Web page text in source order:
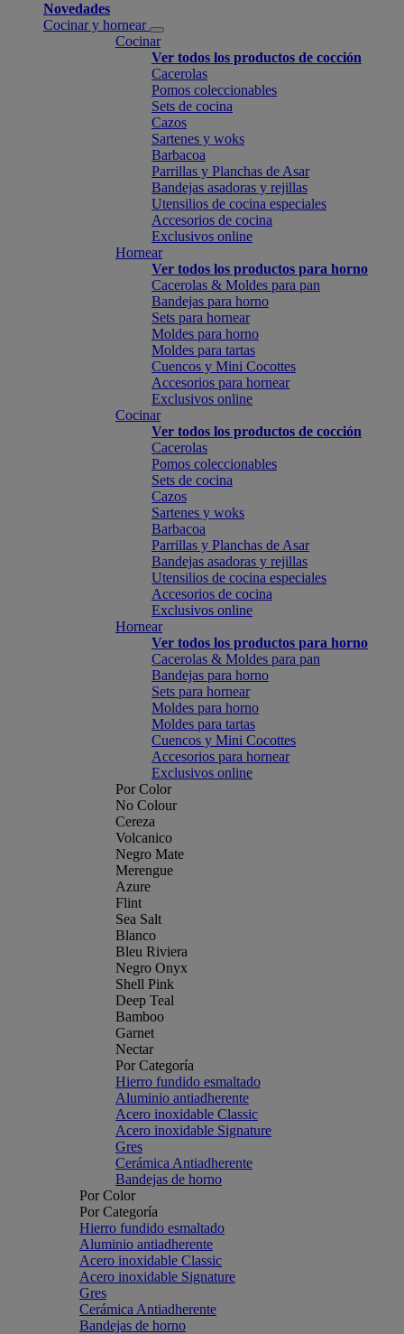
Novedades
Cocinar y hornear
Cocinar
Ver todos los productos de cocción
Cacerolas
Pomos coleccionables
Sets de cocina
Cazos
Sartenes y woks
Barbacoa
Parrillas y Planchas de Asar
Bandejas asadoras y rejillas
Utensilios de cocina especiales
Accesorios de cocina
Exclusivos online
Hornear
Ver todos los productos para horno
Cacerolas & Moldes para pan
Bandejas para horno
Sets para hornear
Moldes para horno
Moldes para tartas
Cuencos y Mini Cocottes
Accesorios para hornear
Exclusivos online
Cocinar
Ver todos los productos de cocción
Cacerolas
Pomos coleccionables
Sets de cocina
Cazos
Sartenes y woks
Barbacoa
Parrillas y Planchas de Asar
Bandejas asadoras y rejillas
Utensilios de cocina especiales
Accesorios de cocina
Exclusivos online
Hornear
Ver todos los productos para horno
Cacerolas & Moldes para pan
Bandejas para horno
Sets para hornear
Moldes para horno
Moldes para tartas
Cuencos y Mini Cocottes
Accesorios para hornear
Exclusivos online
Por Color
No Colour
Cereza
Volcanico
Negro Mate
Merengue
Azure
Flint
Sea Salt
Blanco
Bleu Riviera
Negro Onyx
Shell Pink
Deep Teal
Bamboo
Garnet
Nectar
Por Categoría
Hierro fundido esmaltado
Aluminio antiadherente
Acero inoxidable Classic
Acero inoxidable Signature
Gres
Cerámica Antiadherente
Bandejas de horno
Por Color
Por Categoría
Hierro fundido esmaltado
Aluminio antiadherente
Acero inoxidable Classic
Acero inoxidable Signature
Gres
Cerámica Antiadherente
Bandejas de horno